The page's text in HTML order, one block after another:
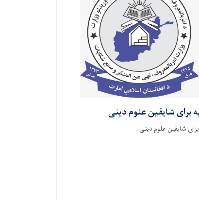
برای شایقین علوم دینی
شایقین علوم دینی